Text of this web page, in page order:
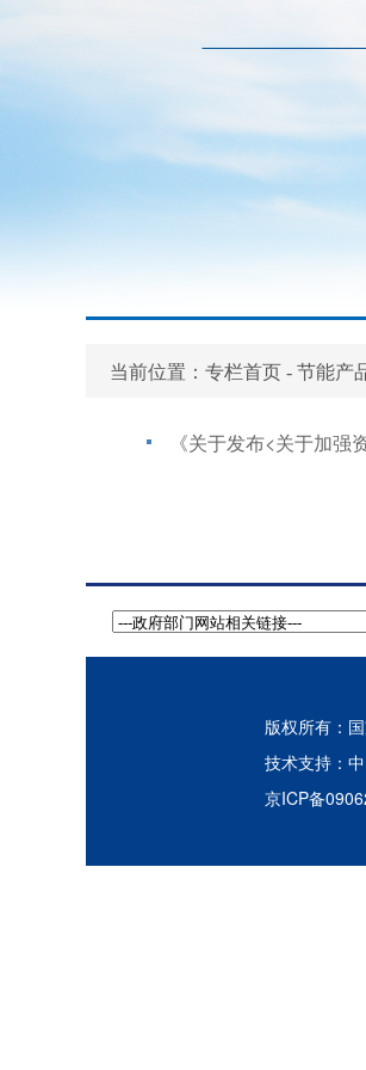
当前位置： 专栏首页 - 节能产
《关于发布<关于加强
版权所有：
技术支持：
京ICP备